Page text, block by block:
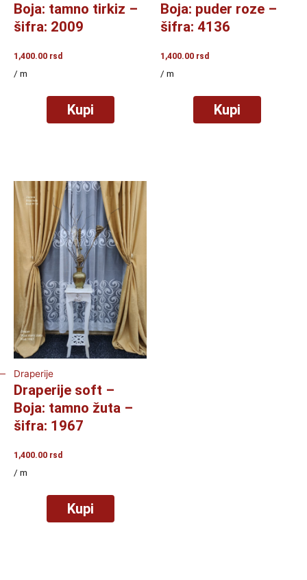
Boja: tamno tirkiz –
šifra: 2009
1,400.00 rsd
/ m
Kupi
Boja: puder roze –
šifra: 4136
1,400.00 rsd
/ m
Kupi
Draperije
Draperije soft –
Boja: tamno žuta –
šifra: 1967
1,400.00 rsd
/ m
Kupi